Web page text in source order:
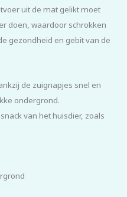
uit de mat gelikt moet
doen, waardoor schrokken
gezondheid en gebit van de
de zuignapjes snel en
ondergrond.
van het huisdier, zoals